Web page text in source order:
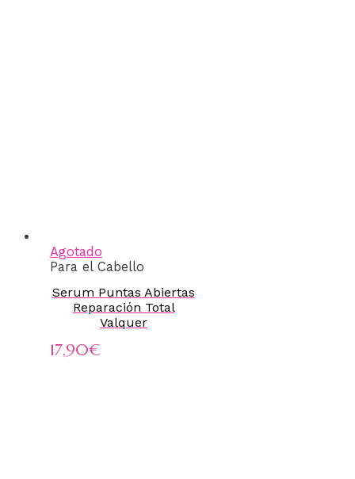
Agotado
Para el Cabello
Serum Puntas Abiertas
Reparación Total
Valquer
17,90€